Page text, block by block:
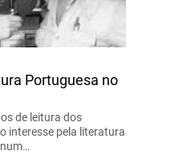
Portuguesa no
de leitura dos
interesse pela literatura